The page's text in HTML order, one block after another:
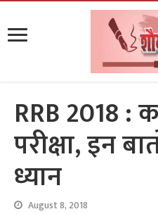
RRB 2018
परीक्षा, इन
ध्यान
August 8, 2018